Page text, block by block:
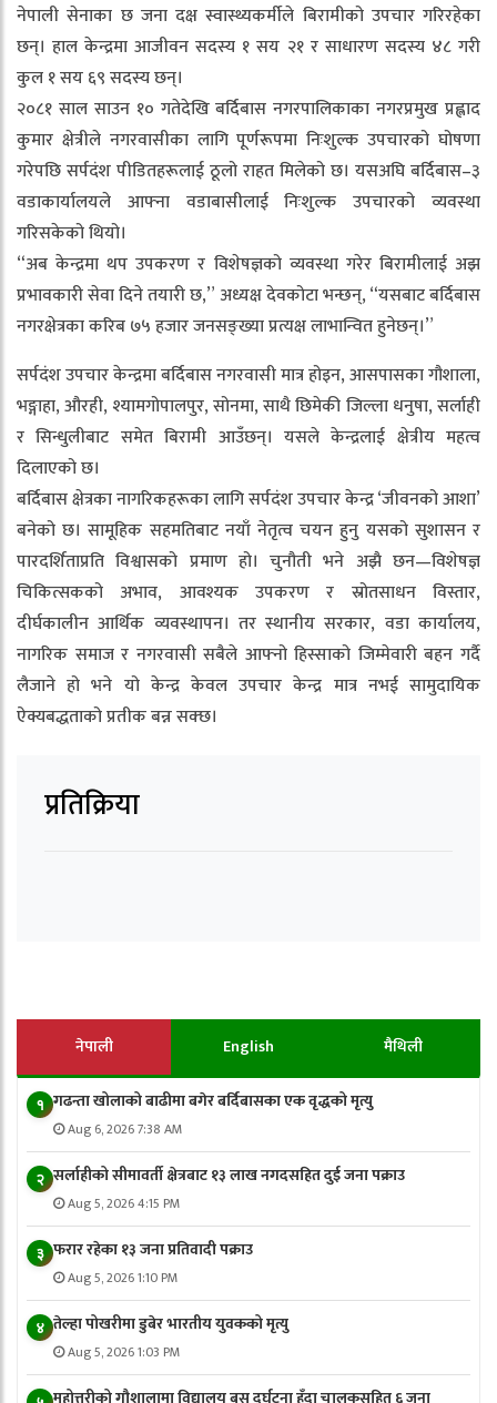
नेपाली सेनाका छ जना दक्ष स्वास्थ्यकर्मीले बिरामीको उपचार गरिरहेका
छन्। हाल केन्द्रमा आजीवन सदस्य १ सय २१ र साधारण सदस्य ४८ गरी
कुल १ सय ६९ सदस्य छन्।
२०८१ साल साउन १० गतेदेखि बर्दिबास नगरपालिकाका नगरप्रमुख प्रह्लाद
कुमार क्षेत्रीले नगरवासीका लागि पूर्णरूपमा निःशुल्क उपचारको घोषणा
गरेपछि सर्पदंश पीडितहरूलाई ठूलो राहत मिलेको छ। यसअघि बर्दिबास–३
वडाकार्यालयले आफ्ना वडाबासीलाई निःशुल्क उपचारको व्यवस्था
गरिसकेको थियो।
“अब केन्द्रमा थप उपकरण र विशेषज्ञको व्यवस्था गरेर बिरामीलाई अझ
प्रभावकारी सेवा दिने तयारी छ,” अध्यक्ष देवकोटा भन्छन्, “यसबाट बर्दिबास
नगरक्षेत्रका करिब ७५ हजार जनसङ्ख्या प्रत्यक्ष लाभान्वित हुनेछन्।”
सर्पदंश उपचार केन्द्रमा बर्दिबास नगरवासी मात्र होइन, आसपासका गौशाला,
भङ्गाहा, औरही, श्यामगोपालपुर, सोनमा, साथै छिमेकी जिल्ला धनुषा, सर्लाही
र सिन्धुलीबाट समेत बिरामी आउँछन्। यसले केन्द्रलाई क्षेत्रीय महत्व
दिलाएको छ।
बर्दिबास क्षेत्रका नागरिकहरूका लागि सर्पदंश उपचार केन्द्र ‘जीवनको आशा’
बनेको छ। सामूहिक सहमतिबाट नयाँ नेतृत्व चयन हुनु यसको सुशासन र
पारदर्शिताप्रति विश्वासको प्रमाण हो। चुनौती भने अझै छन—विशेषज्ञ
चिकित्सकको अभाव, आवश्यक उपकरण र स्रोतसाधन विस्तार,
दीर्घकालीन आर्थिक व्यवस्थापन। तर स्थानीय सरकार, वडा कार्यालय,
नागरिक समाज र नगरवासी सबैले आफ्नो हिस्साको जिम्मेवारी बहन गर्दै
लैजाने हो भने यो केन्द्र केवल उपचार केन्द्र मात्र नभई सामुदायिक
ऐक्यबद्धताको प्रतीक बन्न सक्छ।
प्रतिक्रिया
नेपाली English मैथिली
१ गढन्ता खोलाको बाढीमा बगेर बर्दिबासका एक वृद्धको मृत्यु
Aug 6, 2026 7:38 AM
२ सर्लाहीको सीमावर्ती क्षेत्रबाट १३ लाख नगदसहित दुई जना पक्राउ
Aug 5, 2026 4:15 PM
३ फरार रहेका १३ जना प्रतिवादी पक्राउ
Aug 5, 2026 1:10 PM
४ तेल्हा पोखरीमा डुबेर भारतीय युवकको मृत्यु
Aug 5, 2026 1:03 PM